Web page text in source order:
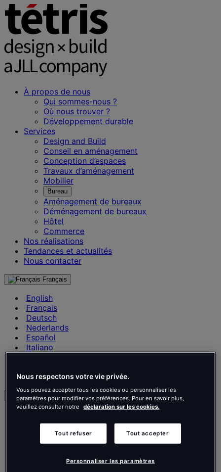
À propos de nous
Qui sommes-nous ?
Où nous trouver ?
Développement durable
Services
Design and Build
Conseil en aménagement
Conception d’espaces
Travaux d’aménagement
Mobilier
Bureau
Aménagement de bureaux
Déménagement de bureaux
Hôtel
Commerce
Nos réalisations
Tendances et actualités
Nous contacter
Français
English
Français
Deutsch
Nederlands
Español
Italiano
Polski
Français
Deutsch
Nederlands
Nous respectons votre vie privée.
Vous pouvez accepter tous les cookies ou personnaliser les
paramètres pour modifier vos préférences. Pour en savoir plus,
veuillez consulter notre
déclaration sur les cookies.
Tout refuser Tout accepter
Personnaliser les paramètres